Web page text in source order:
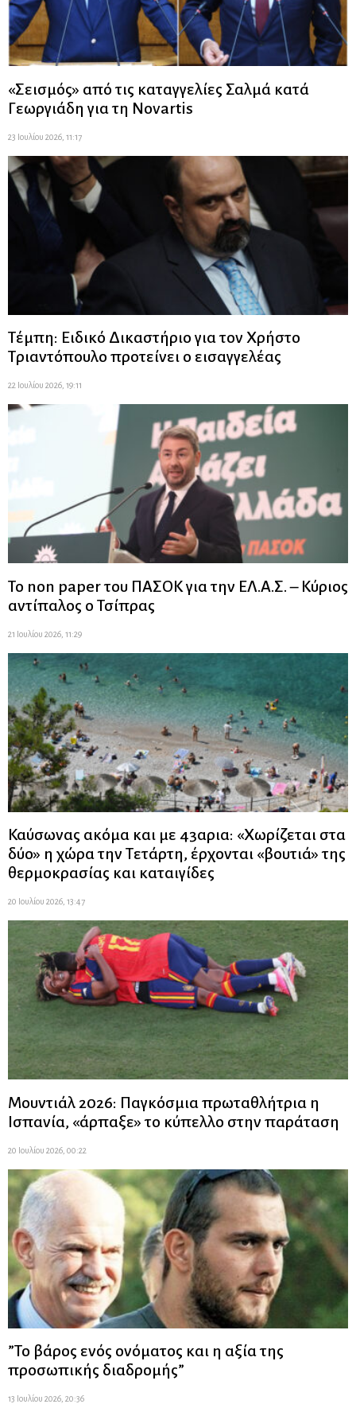
«Σεισμός» από τις καταγγελίες Σαλμά κατά
Γεωργιάδη για τη Novartis
23 Ιουλίου 2026, 11:17
Τέμπη: Ειδικό Δικαστήριο για τον Χρήστο
Τριαντόπουλο προτείνει ο εισαγγελέας
22 Ιουλίου 2026, 19:11
Το non paper του ΠΑΣΟΚ για την ΕΛ.Α.Σ. – Κύριος
αντίπαλος ο Τσίπρας
21 Ιουλίου 2026, 11:29
Καύσωνας ακόμα και με 43αρια: «Χωρίζεται στα
δύο» η χώρα την Τετάρτη, έρχονται «βουτιά» της
θερμοκρασίας και καταιγίδες
20 Ιουλίου 2026, 13:47
Μουντιάλ 2026: Παγκόσμια πρωταθλήτρια η
Ισπανία, «άρπαξε» το κύπελλο στην παράταση
20 Ιουλίου 2026, 00:22
”Το βάρος ενός ονόματος και η αξία της
προσωπικής διαδρομής”
13 Ιουλίου 2026, 20:36